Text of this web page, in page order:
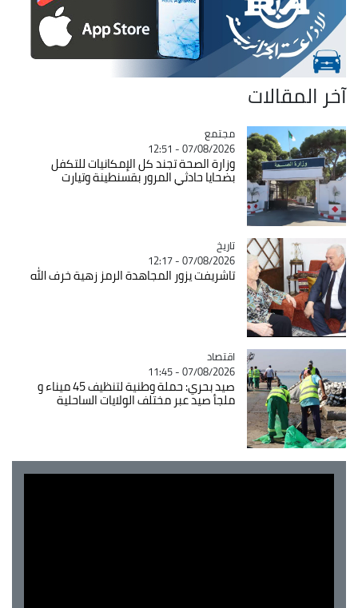
آخر المقالات
Catégorie
مجتمع
07/08/2026 - 12:51
وزارة الصحة تجند كل الإمكانيات للتكفل
بضحايا حادثي المرور بقسنطينة وتيارت
Catégorie
تاريخ
07/08/2026 - 12:17
تاشريفت يزور المجاهدة الرمز زهية خرف الله
Catégorie
اقتصاد
07/08/2026 - 11:45
صيد بحري: حملة وطنية لتنظيف 45 ميناء و
ملجأ صيد عبر مختلف الولايات الساحلية